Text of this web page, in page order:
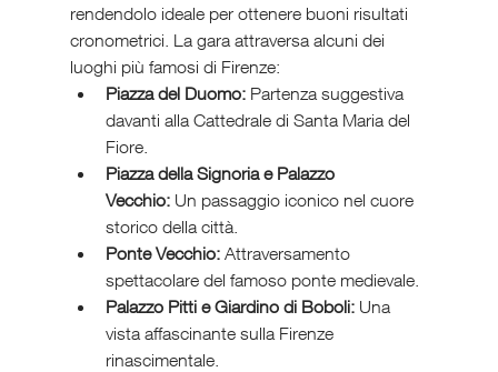
rendendolo ideale per ottenere buoni risultati
cronometrici. La gara attraversa alcuni dei
luoghi più famosi di Firenze:
Piazza del Duomo: Partenza suggestiva
davanti alla Cattedrale di Santa Maria del
Fiore.
Piazza della Signoria e Palazzo
Vecchio: Un passaggio iconico nel cuore
storico della città.
Ponte Vecchio: Attraversamento
spettacolare del famoso ponte medievale.
Palazzo Pitti e Giardino di Boboli: Una
vista affascinante sulla Firenze
rinascimentale.